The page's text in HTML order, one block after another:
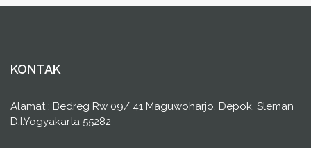
KONTAK
Alamat : Bedreg Rw 09/ 41 Maguwoharjo, Depok, Sleman
D.I.Yogyakarta 55282